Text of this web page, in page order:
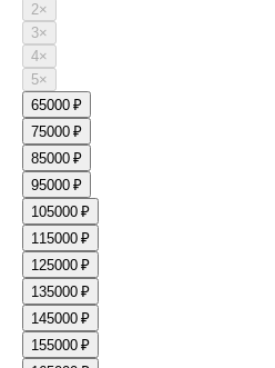
2×
3×
4×
5×
65000 ₽
75000 ₽
85000 ₽
95000 ₽
105000 ₽
115000 ₽
125000 ₽
135000 ₽
145000 ₽
155000 ₽